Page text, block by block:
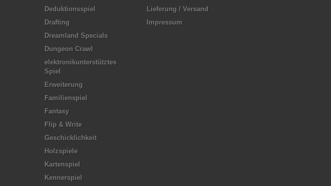
Deduktionsspiel
Drafting
Dreamland Specials
Dungeon Crawl
elektronikunterstütztes
Spiel
Erweiterung
Familienspiel
Fantasy
Flip & Write
Geschicklichkeit
Holzspiele
Kartenspiel
Kennerspiel
Lieferung / Versand
Impressum